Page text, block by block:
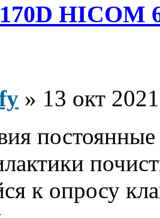
HICOM
» 13 окт
к опросу